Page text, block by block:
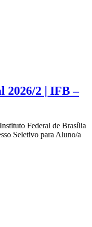
2026/2 | IFB –
Federal de Brasília
Seletivo para Aluno/a